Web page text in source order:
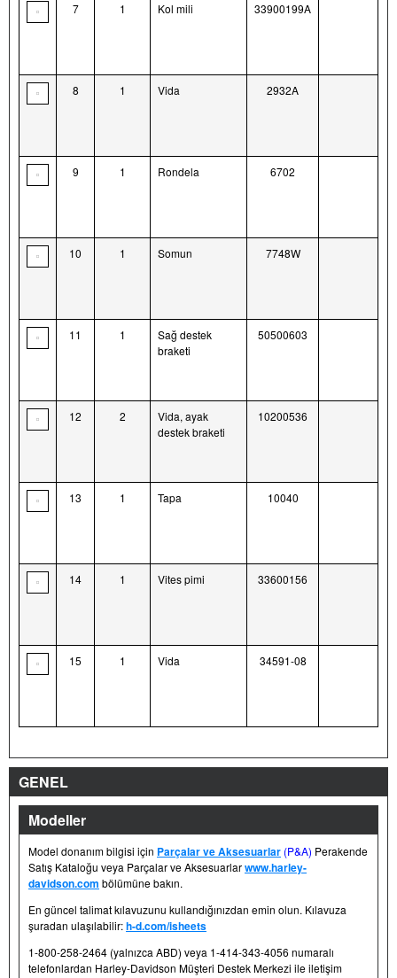
7 1 Kol mili 33900199A
8 1 Vida 2932A
9 1 Rondela 6702
10 1 Somun 7748W
11 1
Sağ destek
braketi
50500603
12 2
Vida, ayak
destek braketi
10200536
13 1 Tapa 10040
14 1 Vites pimi 33600156
15 1 Vida 34591-08
GENEL
Modeller
Model donanım bilgisi için Parçalar ve Aksesuarlar (P&A) Perakende
Satış Kataloğu veya Parçalar ve Aksesuarlarwww.harley-
davidson.com bölümüne bakın.
En güncel talimat kılavuzunu kullandığınızdan emin olun. Kılavuza
şuradan ulaşılabilir:h-d.com/isheets
1-800-258-2464 (yalnızca ABD) veya 1-414-343-4056 numaralı
telefonlardan Harley-Davidson Müşteri Destek Merkezi ile iletişim